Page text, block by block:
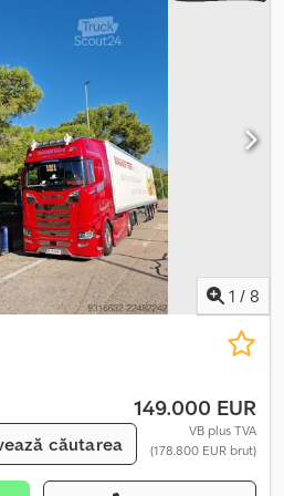
la adresa dvs. din Germania și
La cerere oferim,
de la distanță, efectuând
dvs. Finanțare rapidă și facilă
export în afara UE, TVA-ul
Ne rezervăm dreptul la erori și
oferte găsiți pe site-ul nostru.
solicitărilor. Germana și engleza: ,,
germana și engleza: . Toate datele
și accesorii. Credpfexacltex
1 / 8
149.000 EUR
VB plus TVA
(178.800 EUR brut)
căutarea